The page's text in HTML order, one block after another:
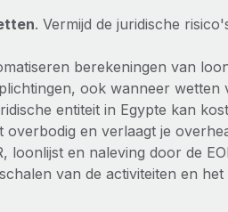
. Vermijd de juridische
berekeningen van
ook wanneer wetten
entiteit in Egypte kan
overbodig en verlaagt je
loonlijst en naleving door de
van de activiteiten en het